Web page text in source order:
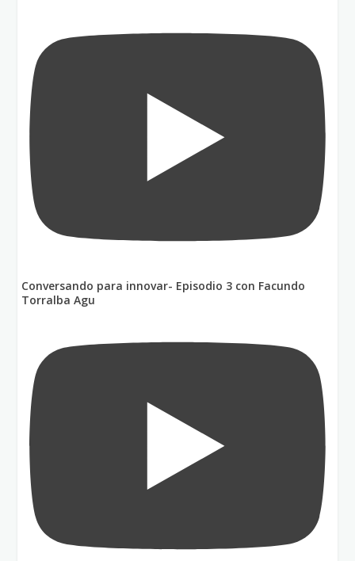
Conversando para innovar- Episodio 3 con Facundo
Torralba Agu